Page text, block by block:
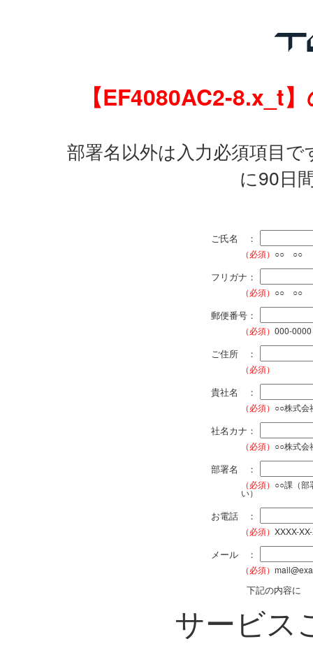
【EF4080AC2-8.x_t
部署名以外は入力必須項目
に90日
ご氏名 ：
（必須） ○○ ○○
フリガナ：
（必須） ○○ ○○
郵便番号：
（必須） 000-0000
ご住所 ：
（必須）
貴社名 ：
（必須） ○○株式会
社名カナ：
（必須） ○○株式会
部署名 ：
（必須） ○○課（部
い）
お電話 ：
（必須） XXXX-
メール ：
（必須）
下記の内容に
サービス